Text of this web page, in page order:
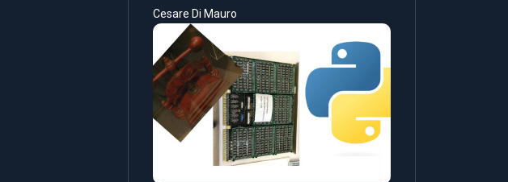
Cesare Di Mauro